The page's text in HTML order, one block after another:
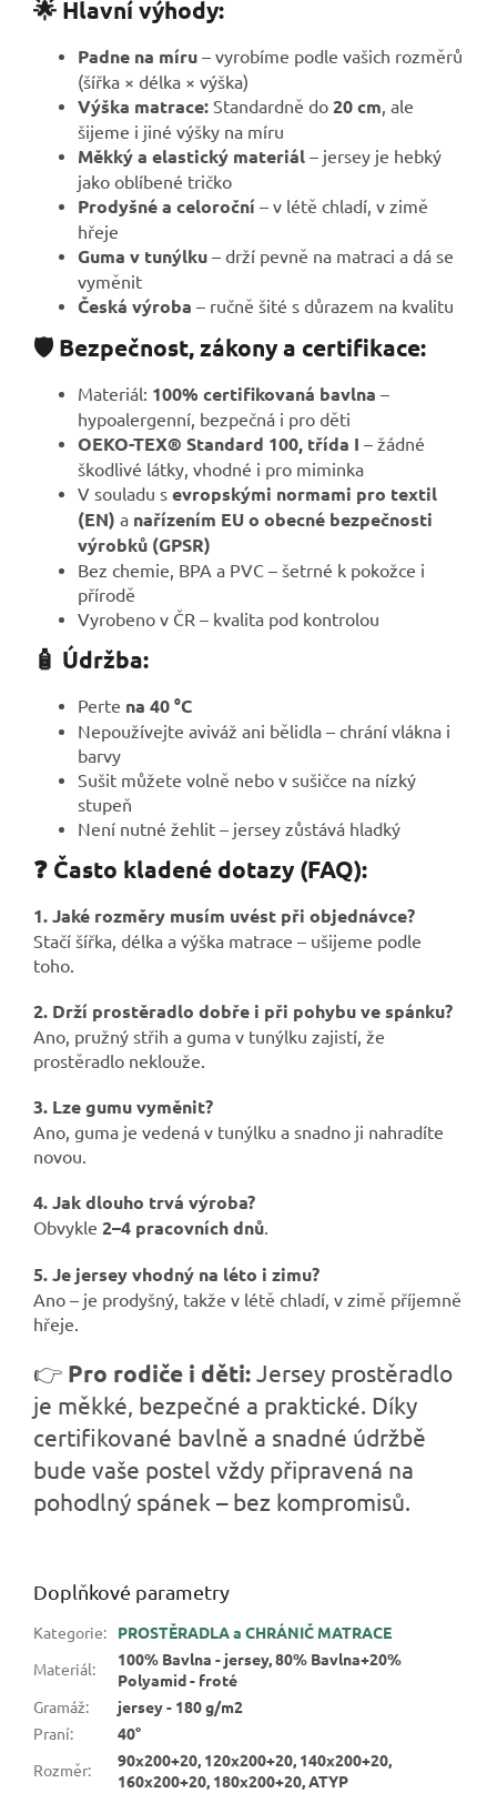
🌟 Hlavní výhody:
Padne na míru – vyrobíme podle vašich rozměrů
(šířka × délka × výška)
Výška matrace: Standardně do 20 cm, ale
šijeme i jiné výšky na míru
Měkký a elastický materiál – jersey je hebký
jako oblíbené tričko
Prodyšné a celoroční – v létě chladí, v zimě
hřeje
Guma v tunýlku – drží pevně na matraci a dá se
vyměnit
Česká výroba – ručně šité s důrazem na kvalitu
🛡️ Bezpečnost, zákony a certifikace:
Materiál: 100% certifikovaná bavlna –
hypoalergenní, bezpečná i pro děti
OEKO-TEX® Standard 100, třída I – žádné
škodlivé látky, vhodné i pro miminka
V souladu s evropskými normami pro textil
(EN) a nařízením EU o obecné bezpečnosti
výrobků (GPSR)
Bez chemie, BPA a PVC – šetrné k pokožce i
přírodě
Vyrobeno v ČR – kvalita pod kontrolou
🧴 Údržba:
Perte na 40 °C
Nepoužívejte aviváž ani bělidla – chrání vlákna i
barvy
Sušit můžete volně nebo v sušičce na nízký
stupeň
Není nutné žehlit – jersey zůstává hladký
❓ Často kladené dotazy (FAQ):
1. Jaké rozměry musím uvést při objednávce?
Stačí šířka, délka a výška matrace – ušijeme podle
toho.
2. Drží prostěradlo dobře i při pohybu ve spánku?
Ano, pružný střih a guma v tunýlku zajistí, že
prostěradlo neklouže.
3. Lze gumu vyměnit?
Ano, guma je vedená v tunýlku a snadno ji nahradíte
novou.
4. Jak dlouho trvá výroba?
Obvykle 2–4 pracovních dnů.
5. Je jersey vhodný na léto i zimu?
Ano – je prodyšný, takže v létě chladí, v zimě příjemně
hřeje.
👉 Pro rodiče i děti:Jersey prostěradlo
je měkké, bezpečné a praktické. Díky
certifikované bavlně a snadné údržbě
bude vaše postel vždy připravená na
pohodlný spánek – bez kompromisů.
Doplňkové parametry
Kategorie:
PROSTĚRADLA a CHRÁNIČ MATRACE
Materiál:
100% Bavlna - jersey, 80% Bavlna+20%
Polyamid - froté
Gramáž:
jersey - 180 g/m2
Praní:
40°
Rozměr:
90x200+20, 120x200+20, 140x200+20,
160x200+20, 180x200+20, ATYP